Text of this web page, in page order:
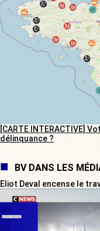
[CARTE INTERACTIVE]
délinquance ?
BV DANS LES
Eliot Deval encense le